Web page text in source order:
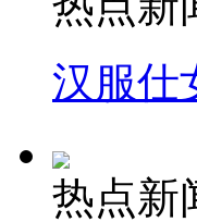
汉服仕
热点新